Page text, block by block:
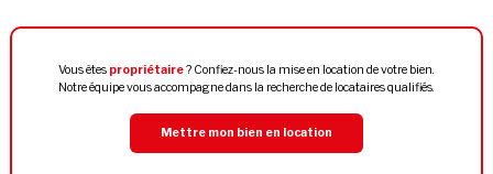
Vous êtes propriétaire? Confiez-nous la mise en location de votre bien.
Notre équipe vous accompagne dans la recherche de locataires qualifiés.
Mettre mon bien en location